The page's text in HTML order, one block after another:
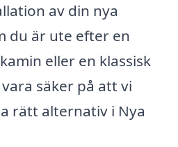
av din nya
du är ute efter en
eller en klassisk
säker på att vi
rätt alternativ i Nya